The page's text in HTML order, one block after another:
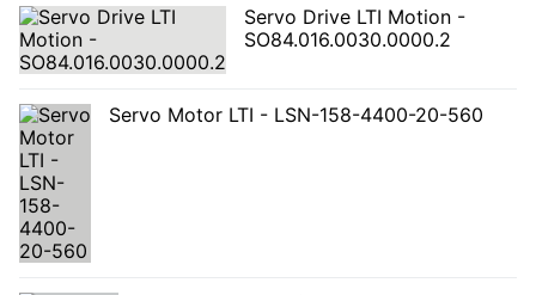
Servo Drive LTI Motion -
SO84.016.0030.0000.2
Servo Motor LTI - LSN-158-4400-20-560